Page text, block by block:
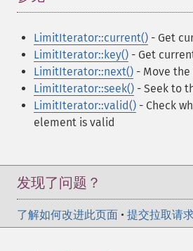
LimitIterator::current() - Get
LimitIterator::key() - Get
LimitIterator::next() - Move
LimitIterator::seek() - Seek to
LimitIterator::valid() - Check
element is valid
发现了问题？
了解如何改进此页面 • 提交拉取请